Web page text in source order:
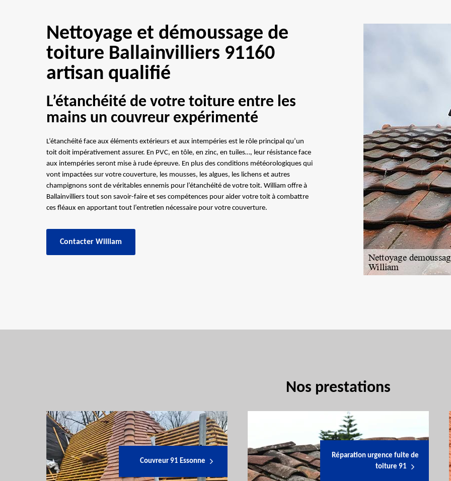
Nettoyage et démoussage de
toiture Ballainvilliers 91160
artisan qualifié
L’étanchéité de votre toiture entre les
mains un couvreur expérimenté
L’étanchéité face aux éléments extérieurs et aux intempéries est le rôle principal qu’un
toit doit impérativement assurer. En PVC, en tôle, en zinc, en tuiles…, leur résistance face
aux intempéries seront mise à rude épreuve. En plus des conditions météorologiques qui
vont impactées sur votre couverture, les mousses, les algues, les lichens et autres
champignons sont de véritables ennemis pour l’étanchéité de votre toit. William offre à
Ballainvilliers tout son savoir-faire et ses compétences pour aider votre toit à combattre
ces fléaux en apportant tout l’entretien nécessaire pour votre couverture.
Contacter William
Nos prestations
Couvreur 91 Essonne
Réparation urgence fuite de
toiture 91